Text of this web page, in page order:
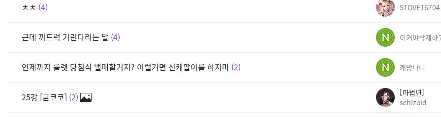
ㅊㅊ 4
근데 꺼드럭 거린다라는 말 4
언제까지 룰렛 당첨식 밸패할거지? 이럴거면 신캐팔이를 하지마 2 캐망나니
25강 [굳코코] 2
마법년
schizoid